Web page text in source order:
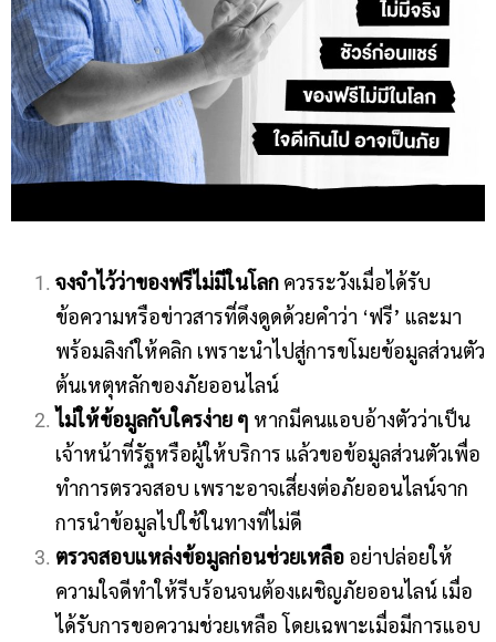
จงจำไว้ว่าของฟรีไม่มีในโลก ควรระวังเมื่อได้รับ
ข้อความหรือข่าวสารที่ดึงดูดด้วยคำว่า ‘ฟรี’ และมา
พร้อมลิงก์ให้คลิก เพราะนำไปสู่การขโมยข้อมูลส่วนตัว
ต้นเหตุหลักของภัยออนไลน์
ไม่ให้ข้อมูลกับใครง่าย ๆ หากมีคนแอบอ้างตัวว่าเป็น
เจ้าหน้าที่รัฐหรือผู้ให้บริการ แล้วขอข้อมูลส่วนตัวเพื่อ
ทำการตรวจสอบ เพราะอาจเสี่ยงต่อภัยออนไลน์จาก
การนำข้อมูลไปใช้ในทางที่ไม่ดี
ตรวจสอบแหล่งข้อมูลก่อนช่วยเหลือ อย่าปล่อยให้
ความใจดีทำให้รีบร้อนจนต้องเผชิญภัยออนไลน์ เมื่อ
ได้รับการขอความช่วยเหลือ โดยเฉพาะเมื่อมีการแอบ